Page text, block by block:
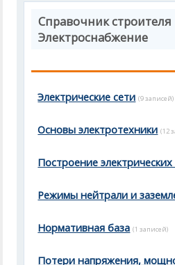
Справочник строителя
Электроснабжение
Электрические сети (9 записей)
Основы электротехники (12
Построение электрических
Режимы нейтрали и
Нормативная база (1 записей)
Потери напряжения,